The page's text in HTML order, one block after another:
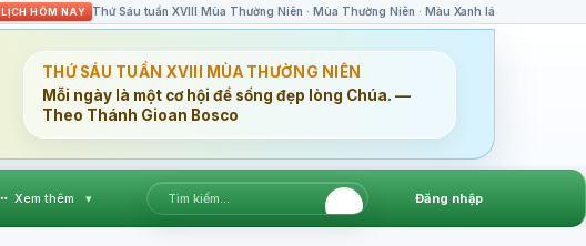
LỊCH HÔM NAY Thứ Sáu tuần XVIII Mùa Thường Niên · Mùa Thường Niên · Màu Xanh lá
THỨ SÁU TUẦN XVIII MÙA THƯỜNG NIÊN
Mỗi ngày là một cơ hội để sống đẹp lòng Chúa. —
Theo Thánh Gioan Bosco
Xem thêm ▾ Đăng nhập